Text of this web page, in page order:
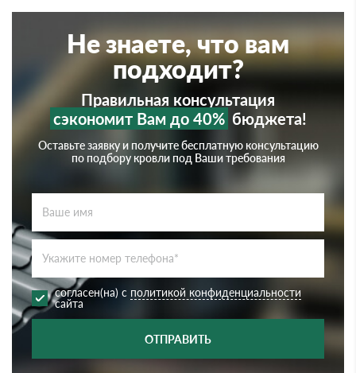
Не знаете, что вам
подходит?
Правильная консультация
сэкономит Вам до 40% бюджета!
Оставьте заявку и получите бесплатную консультацию
по подбору кровли под Ваши требования
согласен(на) с политикой конфиденциальности
сайта
ОТПРАВИТЬ